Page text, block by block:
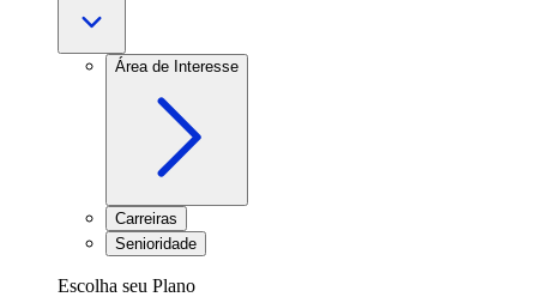
Área de Interesse
Carreiras
Senioridade
Escolha seu Plano